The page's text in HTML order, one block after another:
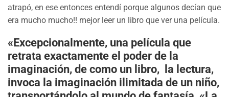
atrapó, en ese entonces entendí porque algunos decían que
era mucho mucho!! mejor leer un libro que ver una película.
«Excepcionalmente, una película que
retrata exactamente el poder de la
imaginación, de como un libro, la lectura,
invoca la imaginación ilimitada de un niño,